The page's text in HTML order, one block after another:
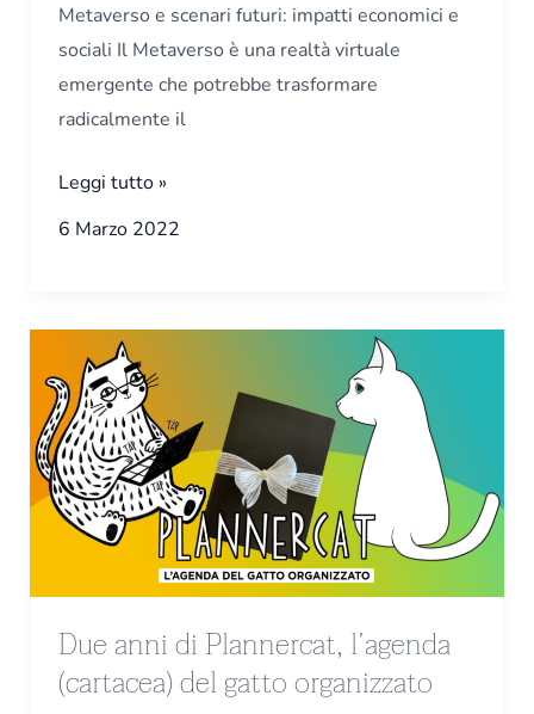
Metaverso e scenari futuri: impatti economici e
sociali Il Metaverso è una realtà virtuale
emergente che potrebbe trasformare
radicalmente il
Leggi tutto »
6 Marzo 2022
Due anni di Plannercat, l’agenda
(cartacea) del gatto organizzato
anni
di
Plannercat,
l’agenda
(cartacea)